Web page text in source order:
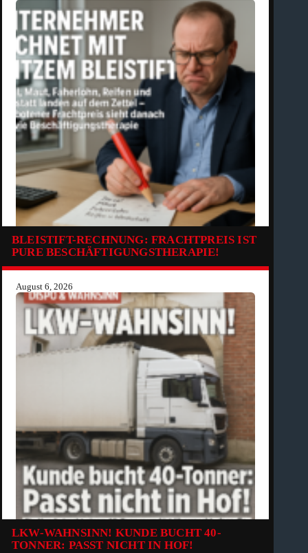
BLEISTIFT-RECHNUNG: FRACHTPREIS IST
PURE BESCHÄFTIGUNGSTHERAPIE!
August 6, 2026
LKW-WAHNSINN! KUNDE BUCHT 40-
TONNER: PASST NICHT IN HOF!